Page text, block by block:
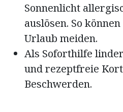
Sonnenlicht
auslösen. So
Urlaub meiden.
Als Soforthilfe
und rezeptfreie
Beschwerden.